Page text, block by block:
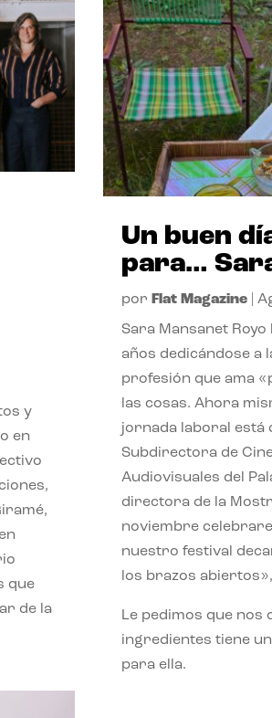
y
en
que
de la
Un buen
para…
por Flat Magazine|
Sara Mansanet
años dedicándose a
profesión que ama
las cosas. Ahora
jornada laboral está
Subdirectora de
Audiovisuales del
directora de la
noviembre
nuestro festival
los brazos
Le pedimos que nos
ingredientes tiene
para ella.